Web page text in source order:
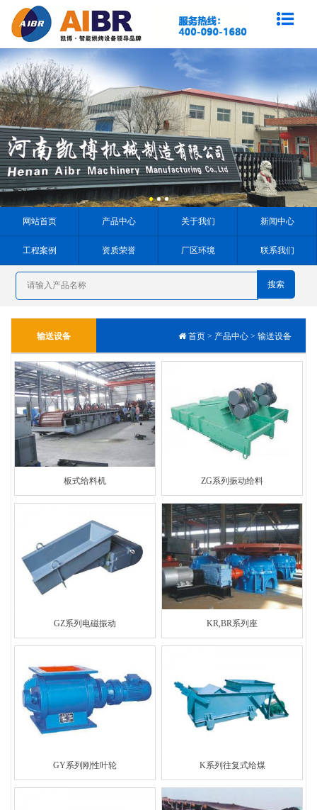
网站首页 产品中心 关于我们 新闻中心
工程案例 资质荣誉 厂区环境 联系我们
输送设备 首页 > 产品中心 > 输送设备
板式给料机 ZG系列振动给料
GZ系列电磁振动 KR,BR系列座
GY系列刚性叶轮 K系列往复式给煤